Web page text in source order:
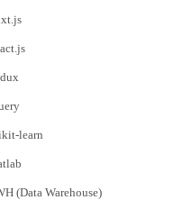
learn
(Data Warehouse)